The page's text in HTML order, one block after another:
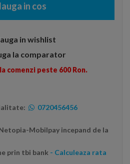
in cos
in wishlist
la comparator
comenzi peste 600 Ron.
0720456456
Mobilpay incepand de la
prin tbi bank - Calculeaza rata